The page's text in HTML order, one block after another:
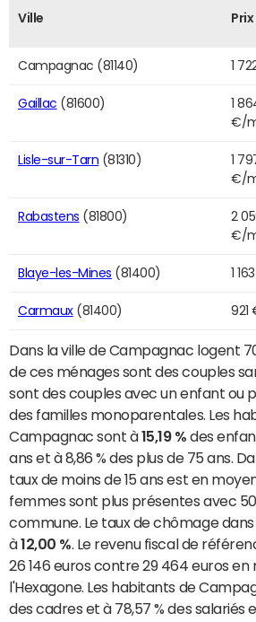
Ville
Campagnac (81140) 1
Gaillac (81600)
1
€/
Lisle-sur-Tarn (81310)
1
€/
Rabastens (81800)
2
€/
Blaye-les-Mines (81400) 1
Carmaux(81400) 921
Dans la ville de Campagnac logent
de ces ménages sont des couples
sont des couples avec un enfant ou
des familles monoparentales. Les
Campagnac sont à15,19 % des
ans et à 8,86 % des plus de 75 ans.
taux de moins de 15 ans est en
femmes sont plus présentes avec
commune. Le taux de chômage
à12,00 % . Le revenu fiscal de
26 146 euros contre 29 464 euros en
l'Hexagone. Les habitants de
des cadres et à 78,57 % des salariés